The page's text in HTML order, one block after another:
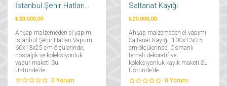
₺20.000,00
Ahşap malzemeden el yapımı
İstanbul Şehir Hatları Vapuru.
60x13x25 cm ölçülerinde,
nostaljik ve koleksiyonluk
vapur maketi Su
Üstünde’de....
0 Yorum
Saltanat Kayığı
₺20.000,00
Ahşap malzemeden el yapımı
Saltanat Kayığı. 100x13x25
cm ölçülerinde, Osmanlı
temalı dekoratif ve
koleksiyonluk kayık maketi Su
Üstünde’de....
0 Yorum